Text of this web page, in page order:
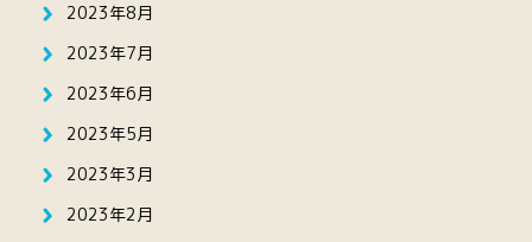
2023年8月
2023年7月
2023年6月
2023年5月
2023年3月
2023年2月